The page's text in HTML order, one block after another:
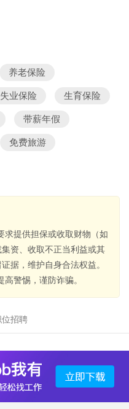
养老保险
失业保险 生育保险
带薪年假
免费旅游
求提供担保或收取财物（如
资、收取不正当利益或其
据，维护自身合法权益。
警惕，谨防诈骗。
位招聘